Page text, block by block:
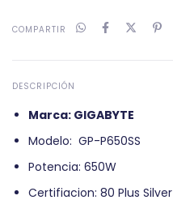
COMPARTIR
DESCRIPCIÓN
Marca: GIGABYTE
Modelo: GP-P650SS
Potencia: 650W
Certifiacion: 80 Plus Silver